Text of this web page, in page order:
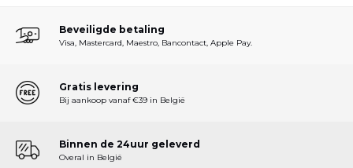
Beveiligde betaling
Visa, Mastercard, Maestro, Bancontact, Apple Pay.
Gratis levering
Bij aankoop vanaf €39 in België
Binnen de 24uur geleverd
Overal in België